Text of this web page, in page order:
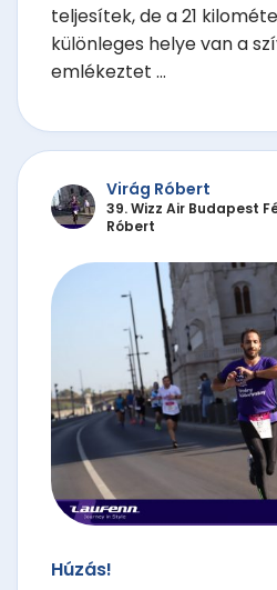
teljesítek, de a 21
különleges helye van a
emlékeztet ...
Virág Róbert
39. Wizz Air Budapest
Róbert
Húzás!